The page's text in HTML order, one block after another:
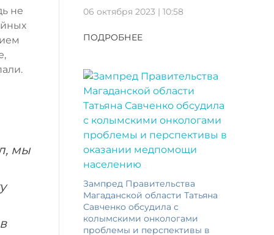
не
мы
06 октября 2023 | 10:58
ПОДРОБНЕЕ
Зампред Правительства
Магаданской области Татьяна
Савченко обсудила с
колымскими онкологами
проблемы и перспективы в